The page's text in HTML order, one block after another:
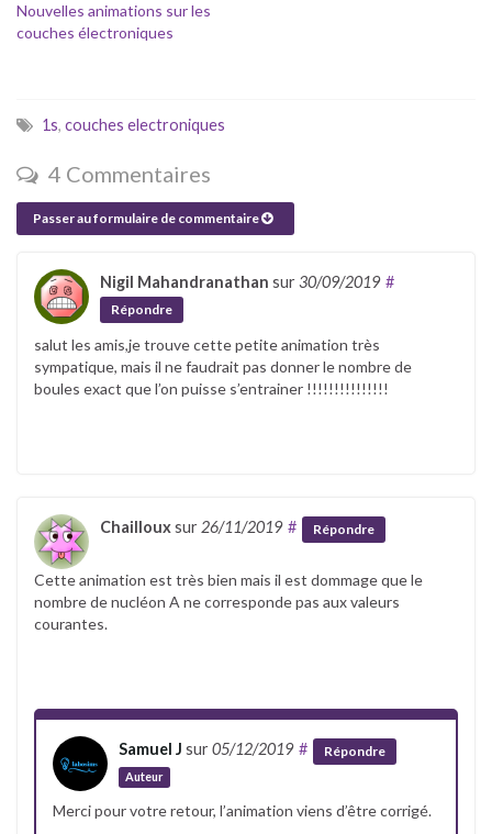
Nouvelles animations sur les
couches électroniques
1s, couches electroniques
4 Commentaires
Passer au formulaire de commentaire
Nigil Mahandranathan sur 30/09/2019 #
Répondre
salut les amis,je trouve cette petite animation très
sympatique, mais il ne faudrait pas donner le nombre de
boules exact que l’on puisse s’entrainer !!!!!!!!!!!!!!!
Chaillouxsur 26/11/2019 # Répondre
Cette animation est très bien mais il est dommage que le
nombre de nucléon A ne corresponde pas aux valeurs
courantes.
Samuel J sur 05/12/2019
Auteur
# Répondre
Merci pour votre retour, l’animation viens d’être corrigé.